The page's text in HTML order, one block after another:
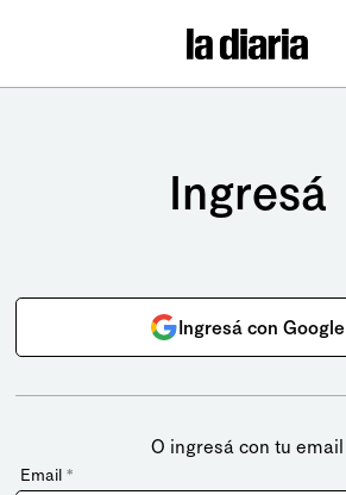
Ingresá
Ingresá con Google
O ingresá con tu email
Email *